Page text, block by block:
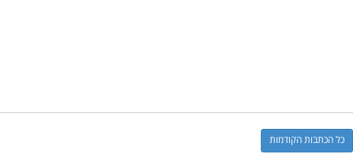
כל הכתבות הקודמות